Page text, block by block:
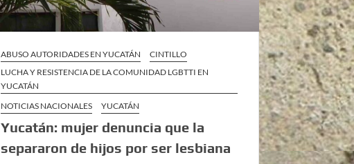
ABUSO AUTORIDADES EN YUCATÁN
CINTILLO
LUCHA Y RESISTENCIA DE LA COMUNIDAD LGBTTI EN
YUCATÁN
NOTICIAS NACIONALES
YUCATÁN
Yucatán: mujer denuncia que la
separaron de hijos por ser lesbiana